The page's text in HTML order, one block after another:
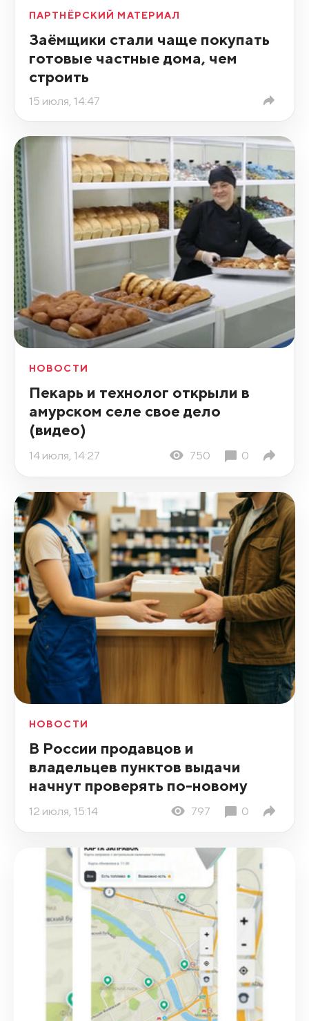
ПАРТНЁРСКИЙ МАТЕРИАЛ
Заёмщики стали чаще покупать
готовые частные дома, чем
строить
15 июля, 14:47
НОВОСТИ
Пекарь и технолог открыли в
амурском селе свое дело
(видео)
14 июля, 14:27 750 0
НОВОСТИ
В России продавцов и
владельцев пунктов выдачи
начнут проверять по-новому
12 июля, 15:14 797 0